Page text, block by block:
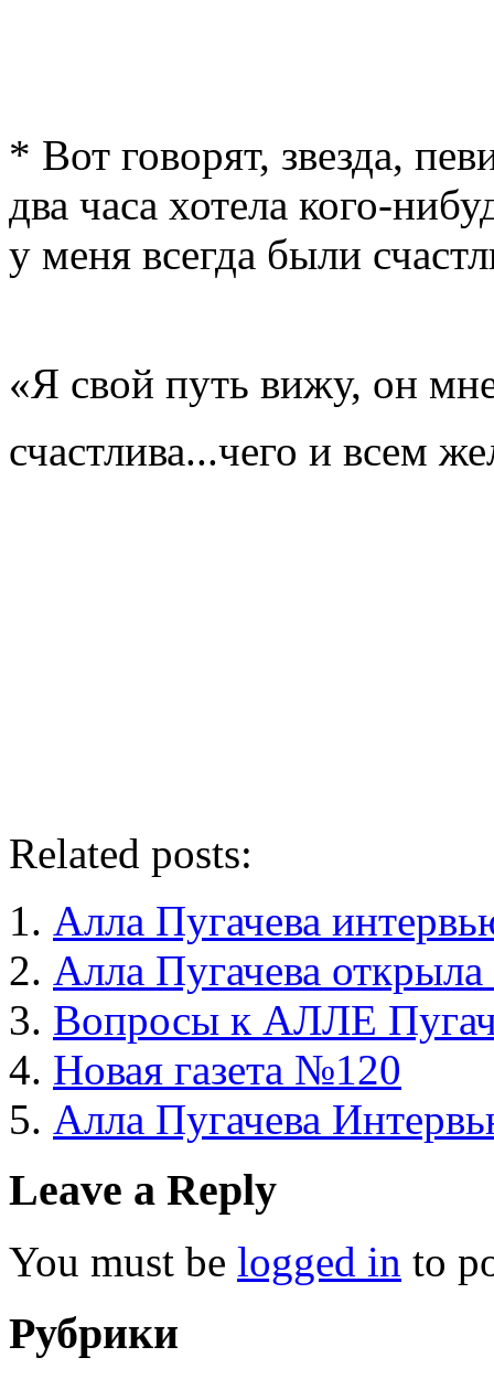
* Вот говорят, звезда,
два часа хотела кого-
у меня всегда были
«Я свой путь вижу, он
счастлива...чего и всем
Related posts:
Алла Пугачева
Алла Пугачева
Вопросы к АЛЛЕ
Новая газета №120
Алла Пугачева
Leave a Reply
You must be logged in to
Рубрики